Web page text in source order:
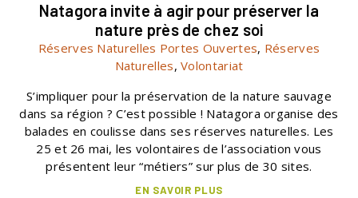
Natagora invite à agir pour préserver la
nature près de chez soi
Réserves Naturelles Portes Ouvertes, Réserves
Naturelles,Volontariat
S’impliquer pour la préservation de la nature sauvage
dans sa région ? C’est possible ! Natagora organise des
balades en coulisse dans ses réserves naturelles. Les
25 et 26 mai, les volontaires de l’association vous
présentent leur “métiers” sur plus de 30 sites.
EN SAVOIR PLUS